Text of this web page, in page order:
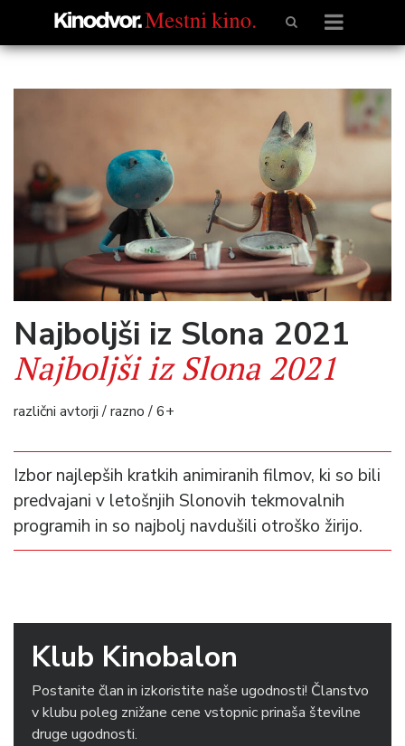
Najboljši iz Slona 2021
Najboljši iz Slona 2021
različni avtorji / razno / 6+
Izbor najlepših kratkih animiranih filmov, ki so bili
predvajani v letošnjih Slonovih tekmovalnih
programih in so najbolj navdušili otroško žirijo.
Klub Kinobalon
Postanite član in izkoristite naše ugodnosti! Članstvo
v klubu poleg znižane cene vstopnic prinaša številne
druge ugodnosti.